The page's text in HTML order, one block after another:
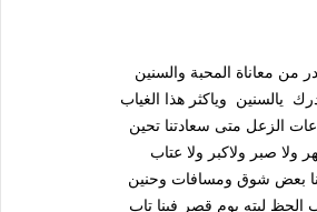
من معاناة المحبة والسنين
يالسنين وياكثر هذا الغياب
الزعل متى سعادتنا تحين
ولا صبر ولاكبر ولا عتاب
بعض شوق ومسافات وحنين
الحظ ليته يوم قصر فينا تاب